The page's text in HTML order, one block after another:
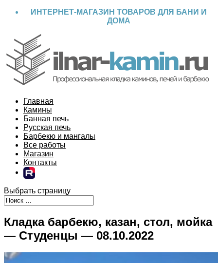
ИНТЕРНЕТ-МАГАЗИН ТОВАРОВ ДЛЯ БАНИ И
ДОМА
Главная
Камины
Банная печь
Русская печь
Барбекю и мангалы
Все работы
Магазин
Контакты
Выбрать страницу
Кладка барбекю, казан, стол, мойка
— Студенцы — 08.10.2022